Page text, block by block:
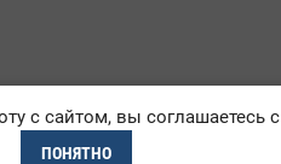
с сайтом, вы соглашаетесь с
ПОНЯТНО